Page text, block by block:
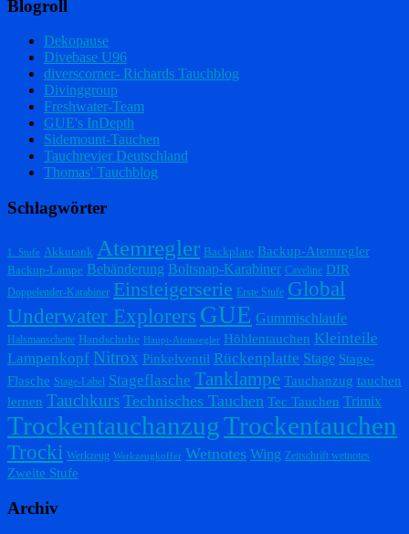
Blogroll
Dekopause
Divebase U96
diverscorner- Richards Tauchblog
Divinggroup
Freshwater-Team
GUE's InDepth
Sidemount-Tauchen
Tauchrevier Deutschland
Thomas' Tauchblog
Schlagwörter
1. Stufe Akkutank Atemregler Backplate Backup-Atemregler
Backup-Lampe Bebänderung Boltsnap-Karabiner Caveline DIR
Doppelender-Karabiner Einsteigerserie Erste Stufe Global
Underwater Explorers GUE Gummischlaufe
Halsmanschette Handschuhe Haupt-Atemregler Höhlentauchen Kleinteile
Lampenkopf Nitrox Pinkelventil Rückenplatte Stage Stage-
Flasche Stage-Label Stageflasche Tanklampe Tauchanzug tauchen
lernen Tauchkurs Technisches Tauchen Tec Tauchen Trimix
TrockentauchanzugTrockentauchen
Trocki Werkzeug Werkzeugkoffer Wetnotes Wing Zeitschrift wetnotes
Zweite Stufe
Archiv